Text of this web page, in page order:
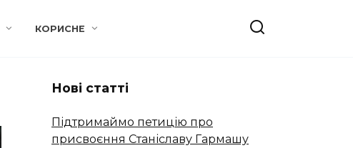
КОРИСНЕ
Нові статті
Підтримаймо петицію про
присвоєння Станіславу Гармашу